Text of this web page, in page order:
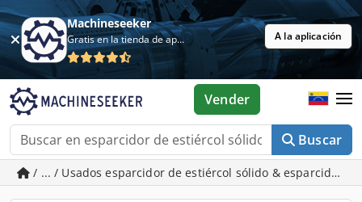
Machineseeker
Gratis en la tienda de aplicaciones A la aplicación
Buscar
Vender
/ ... / Usados esparcidor de estiércol sólido & esparcidor